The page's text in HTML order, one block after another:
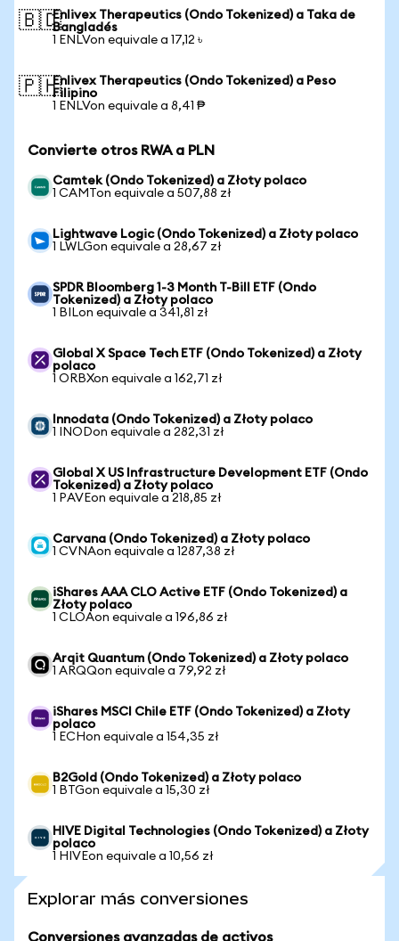
🇧🇩Enlivex Therapeutics (Ondo Tokenized) a Taka de
Bangladés
1 ENLVon equivale a 17,12 ৳
🇵🇭Enlivex Therapeutics (Ondo Tokenized) a Peso
Filipino
1 ENLVon equivale a 8,41 ₱
Convierte otros RWA a PLN
Camtek (Ondo Tokenized) a Złoty polaco
1 CAMTon equivale a 507,88 zł
Lightwave Logic (Ondo Tokenized) a Złoty polaco
1 LWLGon equivale a 28,67 zł
SPDR Bloomberg 1-3 Month T-Bill ETF (Ondo
Tokenized) a Złoty polaco
1 BILon equivale a 341,81 zł
Global X Space Tech ETF (Ondo Tokenized) a Złoty
polaco
1 ORBXon equivale a 162,71 zł
Innodata (Ondo Tokenized) a Złoty polaco
1 INODon equivale a 282,31 zł
Global X US Infrastructure Development ETF (Ondo
Tokenized) a Złoty polaco
1 PAVEon equivale a 218,85 zł
Carvana (Ondo Tokenized) a Złoty polaco
1 CVNAon equivale a 1287,38 zł
iShares AAA CLO Active ETF (Ondo Tokenized) a
Złoty polaco
1 CLOAon equivale a 196,86 zł
Arqit Quantum (Ondo Tokenized) a Złoty polaco
1 ARQQon equivale a 79,92 zł
iShares MSCI Chile ETF (Ondo Tokenized) a Złoty
polaco
1 ECHon equivale a 154,35 zł
B2Gold (Ondo Tokenized) a Złoty polaco
1 BTGon equivale a 15,30 zł
HIVE Digital Technologies (Ondo Tokenized) a Złoty
polaco
1 HIVEon equivale a 10,56 zł
Explorar más conversiones
Conversiones avanzadas de activos